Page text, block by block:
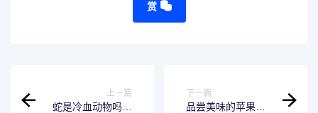
赏
上一篇
蛇是冷血动物吗？
下一篇
品尝美味的苹果口